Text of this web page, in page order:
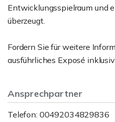
Entwicklungsspielraum und
überzeugt.
Fordern Sie für weitere
ausführliches Exposé
Ansprechpartner
Telefon: 00492034829836